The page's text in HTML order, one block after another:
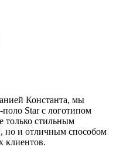
Константа, мы
Star с логотипом
только стильным
но и отличным способом
клиентов.